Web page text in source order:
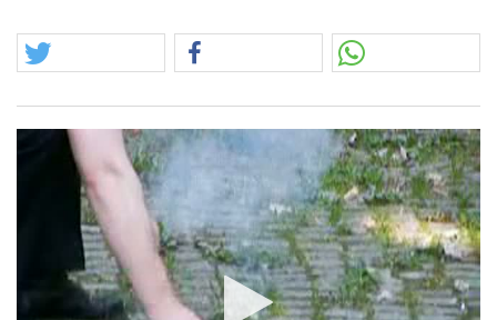
nur ein oder zwei Jahre hergestellt wurden, denn in den
Folgekatalogen der neunziger Jahre ist dieser Knaller schon
nicht mehr im Progamm.